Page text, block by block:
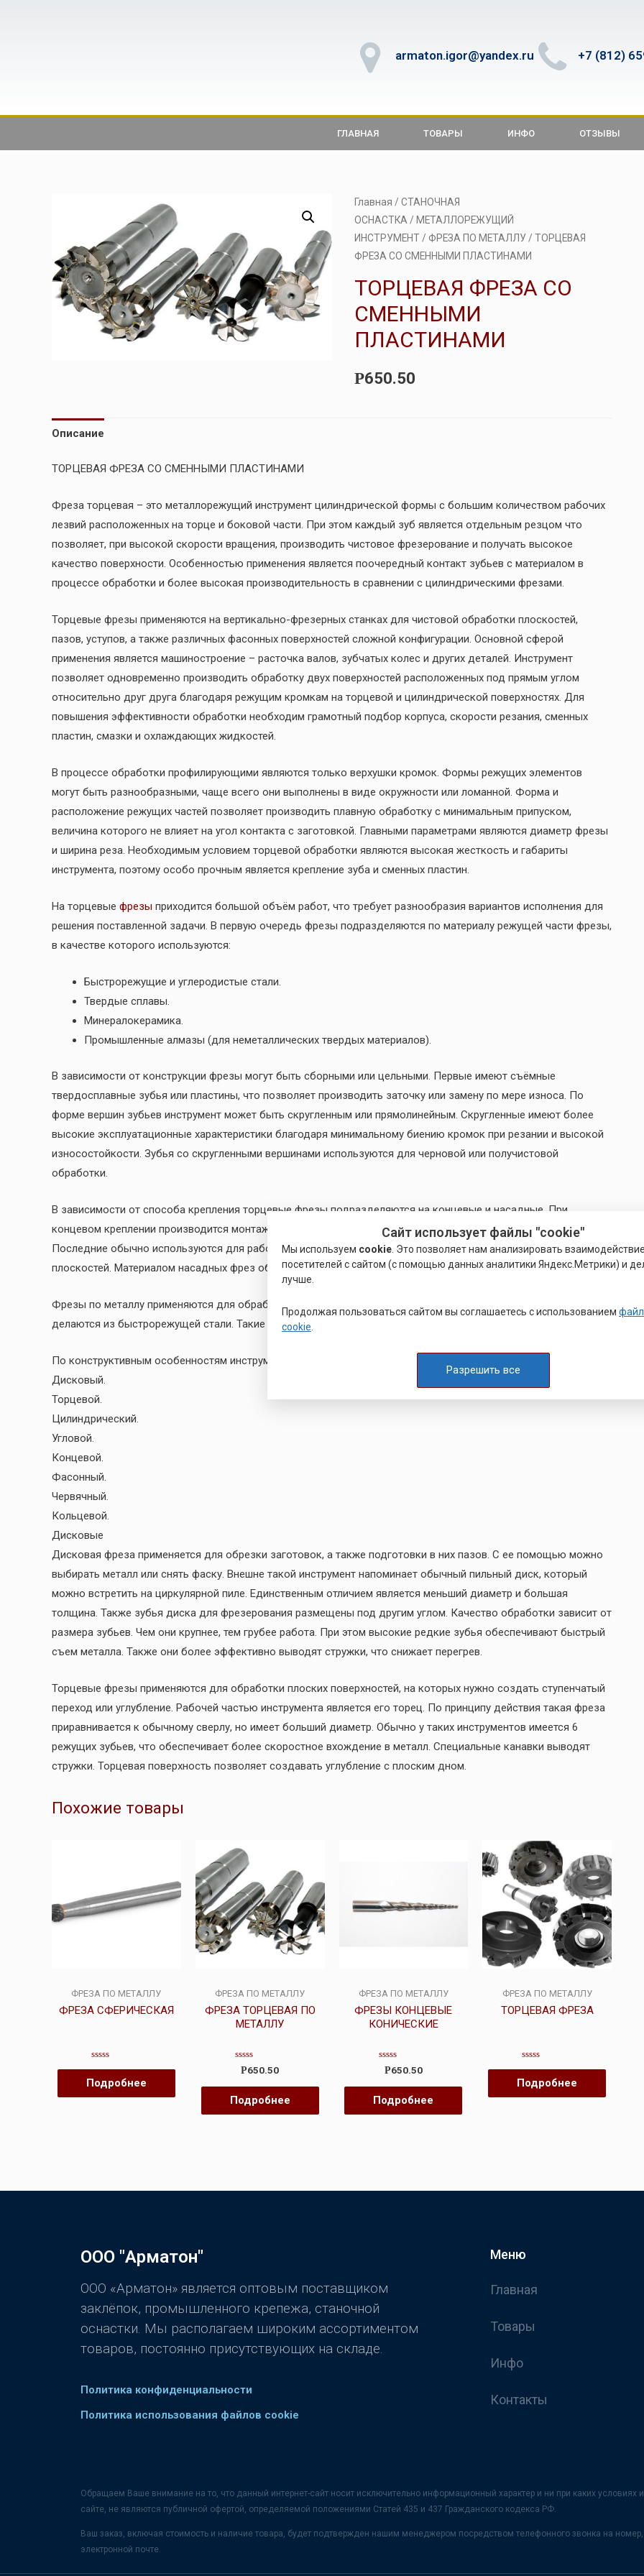
armaton.igor@yandex.ru +7 (812)
ГЛАВНАЯ ТОВАРЫ ИНФО ОТЗЫВЫ
Главная / СТАНОЧНАЯ
ОСНАСТКА / МЕТАЛЛОРЕЖУЩИЙ
ИНСТРУМЕНТ/ ФРЕЗА ПО МЕТАЛЛУ/ ТОРЦЕВАЯ
ФРЕЗА СО СМЕННЫМИ ПЛАСТИНАМИ
ТОРЦЕВАЯ ФРЕЗА СО
СМЕННЫМИ
ПЛАСТИНАМИ
Р650.50
Описание
ТОРЦЕВАЯ ФРЕЗА СО СМЕННЫМИ ПЛАСТИНАМИ
Фреза торцевая – это металлорежущий инструмент цилиндрической формы с большим количеством рабочих
лезвий расположенных на торце и боковой части. При этом каждый зуб является отдельным резцом что
позволяет, при высокой скорости вращения, производить чистовое фрезерование и получать высокое
качество поверхности. Особенностью применения является поочередный контакт зубьев с материалом в
процессе обработки и более высокая производительность в сравнении с цилиндрическими фрезами.
Торцевые фрезы применяются на вертикально-фрезерных станках для чистовой обработки плоскостей,
пазов, уступов, а также различных фасонных поверхностей сложной конфигурации. Основной сферой
применения является машиностроение – расточка валов, зубчатых колес и других деталей. Инструмент
позволяет одновременно производить обработку двух поверхностей расположенных под прямым углом
относительно друг друга благодаря режущим кромкам на торцевой и цилиндрической поверхностях. Для
повышения эффективности обработки необходим грамотный подбор корпуса, скорости резания, сменных
пластин, смазки и охлаждающих жидкостей.
В процессе обработки профилирующими являются только верхушки кромок. Формы режущих элементов
могут быть разнообразными, чаще всего они выполнены в виде окружности или ломанной. Форма и
расположение режущих частей позволяет производить плавную обработку с минимальным припуском,
величина которого не влияет на угол контакта с заготовкой. Главными параметрами являются диаметр фрезы
и ширина реза. Необходимым условием торцевой обработки являются высокая жесткость и габариты
инструмента, поэтому особо прочным является крепление зуба и сменных пластин.
На торцевые фрезы приходится большой объём работ, что требует разнообразия вариантов исполнения для
решения поставленной задачи. В первую очередь фрезы подразделяются по материалу режущей части фрезы,
в качестве которого используются:
Быстрорежущие и углеродистые стали.
Твердые сплавы.
Минералокерамика.
Промышленные алмазы (для неметаллических твердых материалов).
В зависимости от конструкции фрезы могут быть сборными или цельными. Первые имеют съёмные
твердосплавные зубья или пластины, что позволяет производить заточку или замену по мере износа. По
форме вершин зубьев инструмент может быть скругленным или прямолинейным. Скругленные имеют более
высокие эксплуатационные характеристики благодаря минимальному биению кромок при резании и высокой
износостойкости. Зубья со скругленными вершинами используются для черновой или получистовой
обработки.
В зависимости от способа крепления торцевые фрезы подразделяются на концевые и насадные. При
концевом креплении производится монтаж на хвостовик, насадные монтируются на оправу со шпонкой.
Последние обычно используются для работы со стальными и чугунными деталями, для подготовки уступов и
плоскостей. Материалом насадных фрез обычно является быстрорежущая сталь.
Фрезы по металлу применяются для обработки стальных, чугунных, алюминиевых и прочих заготовок. Они
делаются из быстрорежущей стали. Такие фрезы делают цельнолитыми или сборными.
По конструктивным особенностям инструмент бывает следующих видов:
Дисковый.
Торцевой.
Цилиндрический.
Угловой.
Концевой.
Фасонный.
Червячный.
Кольцевой.
Дисковые
Дисковая фреза применяется для обрезки заготовок, а также подготовки в них пазов. С ее помощью можно
выбирать металл или снять фаску. Внешне такой инструмент напоминает обычный пильный диск, который
можно встретить на циркулярной пиле. Единственным отличием является меньший диаметр и большая
толщина. Также зубья диска для фрезерования размещены под другим углом. Качество обработки зависит от
размера зубьев. Чем они крупнее, тем грубее работа. При этом высокие редкие зубья обеспечивают быстрый
съем металла. Также они более эффективно выводят стружки, что снижает перегрев.
Торцевые фрезы применяются для обработки плоских поверхностей, на которых нужно создать ступенчатый
переход или углубление. Рабочей частью инструмента является его торец. По принципу действия такая фреза
приравнивается к обычному сверлу, но имеет больший диаметр. Обычно у таких инструментов имеется 6
режущих зубьев, что обеспечивает более скоростное вхождение в металл. Специальные канавки выводят
стружки. Торцевая поверхность позволяет создавать углубление с плоским дном.
Похожие товары
ФРЕЗА ПО МЕТАЛЛУ
ФРЕЗА СФЕРИЧЕСКАЯ
Оценка
0
из
Подробнее
ФРЕЗА ПО МЕТАЛЛУ
ФРЕЗА ТОРЦЕВАЯ ПО
МЕТАЛЛУ
Оценка
из
5
Р650.50
Подробнее
ФРЕЗА ПО МЕТАЛЛУ
ФРЕЗЫ КОНЦЕВЫЕ
КОНИЧЕСКИЕ
Оценка
из
5
Р650.50
Подробнее
ФРЕЗА ПО МЕТАЛЛУ
ТОРЦЕВАЯ ФРЕЗА
Оценка
0
из
Подробнее
ООО "Арматон"
ООО «Арматон» является оптовым поставщиком
заклёпок, промышленного крепежа, станочной
оснастки. Мы располагаем широким ассортиментом
товаров, постоянно присутствующих на складе.
Политика конфиденциальности
Политика использования файлов cookie
Меню
Главная
Товары
Инфо
Контакты
Обращаем Ваше внимание на то, что данный интернет-сайт носит исключительно информационный характер и ни при каких
сайте, не являются публичной офертой, определяемой положениями Статей 435 и 437 Гражданского кодекса РФ.
Ваш заказ, включая стоимость и наличие товара, будет подтвержден нашим менеджером посредством телефонного звонка на
электронной почте.
Сайт использует файлы "cookie"
Мы используем cookie . Это позволяет нам анализировать
посетителей с сайтом (с помощью данных аналитики Яндекс.Метрики) и
лучше.
Продолжая пользоваться сайтом вы соглашаетесь с использованием
cookie
Разрешить все